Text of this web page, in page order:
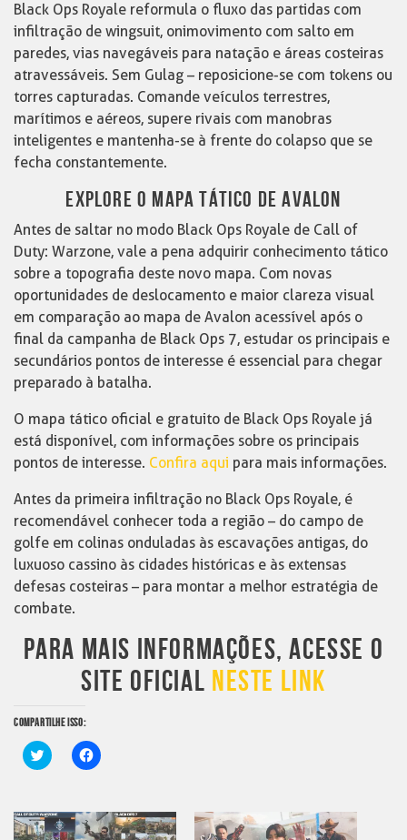
Black Ops Royale reformula o fluxo das partidas com
infiltração de wingsuit, onimovimento com salto em
paredes, vias navegáveis para natação e áreas costeiras
atravessáveis. Sem Gulag – reposicione-se com tokens ou
torres capturadas. Comande veículos terrestres,
marítimos e aéreos, supere rivais com manobras
inteligentes e mantenha-se à frente do colapso que se
fecha constantemente.
EXPLORE O MAPA TÁTICO DE AVALON
Antes de saltar no modo Black Ops Royale de Call of
Duty: Warzone, vale a pena adquirir conhecimento tático
sobre a topografia deste novo mapa. Com novas
oportunidades de deslocamento e maior clareza visual
em comparação ao mapa de Avalon acessível após o
final da campanha de Black Ops 7, estudar os principais e
secundários pontos de interesse é essencial para chegar
preparado à batalha.
O mapa tático oficial e gratuito de Black Ops Royale já
está disponível, com informações sobre os principais
pontos de interesse. Confira aqui para mais informações.
Antes da primeira infiltração no Black Ops Royale, é
recomendável conhecer toda a região – do campo de
golfe em colinas onduladas às escavações antigas, do
luxuoso cassino às cidades históricas e às extensas
defesas costeiras – para montar a melhor estratégia de
combate.
PARA MAIS INFORMAÇÕES, ACESSE O
SITE OFICIAL NESTE LINK
COMPARTILHE ISSO:
Clique
para
em
nova
janela)
Clique
para
em
nova
janela)